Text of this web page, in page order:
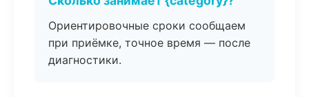
Ориентировочные сроки сообщаем
при приёмке, точное время — после
диагностики.